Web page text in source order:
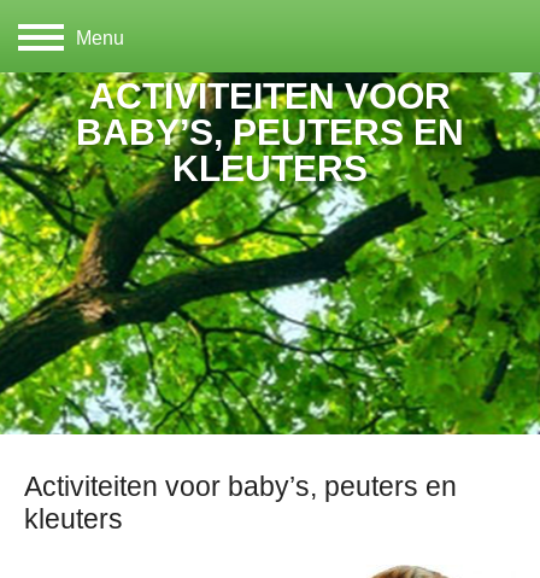
Menu
ACTIVITEITEN VOOR
BABY’S, PEUTERS EN
KLEUTERS
Activiteiten voor baby’s, peuters en
kleuters